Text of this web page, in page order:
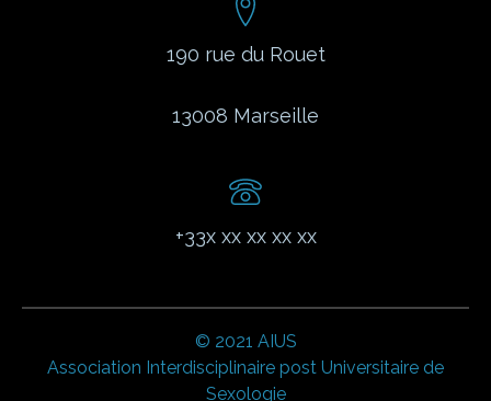
190 rue du Rouet
13008 Marseille
+33x xx xx xx xx
© 2021 AIUS
Association Interdisciplinaire post Universitaire de
Sexologie